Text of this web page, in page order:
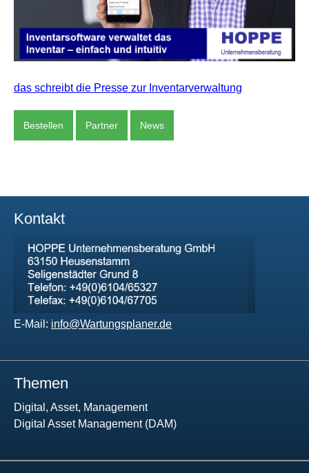
das schreibt die Presse zur Inventarverwaltung
Bestellen Partner News
Kontakt
E-Mail: info@Wartungsplaner.de
Themen
Digital, Asset, Management
Digital Asset Management (DAM)